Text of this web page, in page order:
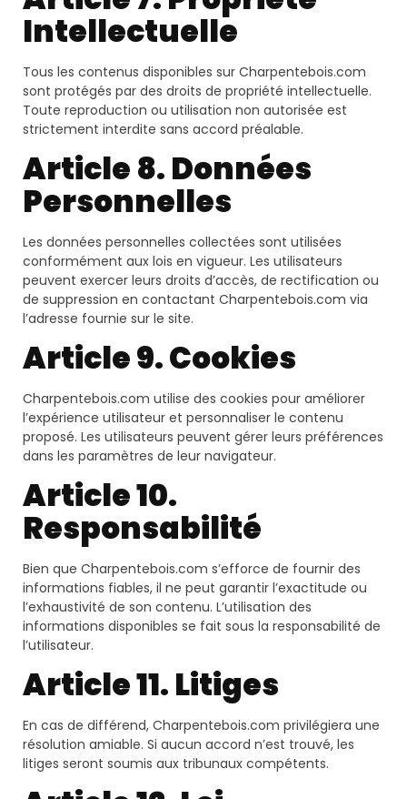
Intellectuelle
Tous les contenus disponibles sur Charpentebois.com
sont protégés par des droits de propriété intellectuelle.
Toute reproduction ou utilisation non autorisée est
strictement interdite sans accord préalable.
Article 8. Données
Personnelles
Les données personnelles collectées sont utilisées
conformément aux lois en vigueur. Les utilisateurs
peuvent exercer leurs droits d’accès, de rectification ou
de suppression en contactant Charpentebois.com via
l’adresse fournie sur le site.
Article 9. Cookies
Charpentebois.com utilise des cookies pour améliorer
l’expérience utilisateur et personnaliser le contenu
proposé. Les utilisateurs peuvent gérer leurs préférences
dans les paramètres de leur navigateur.
Article 10.
Responsabilité
Bien que Charpentebois.com s’efforce de fournir des
informations fiables, il ne peut garantir l’exactitude ou
l’exhaustivité de son contenu. L’utilisation des
informations disponibles se fait sous la responsabilité de
l’utilisateur.
Article 11. Litiges
En cas de différend, Charpentebois.com privilégiera une
résolution amiable. Si aucun accord n’est trouvé, les
litiges seront soumis aux tribunaux compétents.